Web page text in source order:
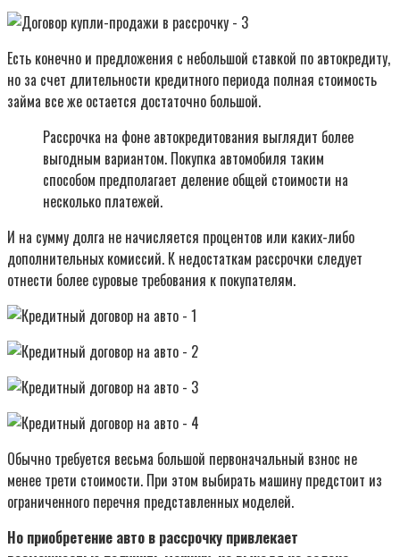
Есть конечно и предложения с небольшой ставкой по автокредиту,
но за счет длительности кредитного периода полная стоимость
займа все же остается достаточно большой.
Рассрочка на фоне автокредитования выглядит более
выгодным вариантом. Покупка автомобиля таким
способом предполагает деление общей стоимости на
несколько платежей.
И на сумму долга не начисляется процентов или каких-либо
дополнительных комиссий. К недостаткам рассрочки следует
отнести более суровые требования к покупателям.
Обычно требуется весьма большой первоначальный взнос не
менее трети стоимости. При этом выбирать машину предстоит из
ограниченного перечня представленных моделей.
Но приобретение авто в рассрочку привлекает